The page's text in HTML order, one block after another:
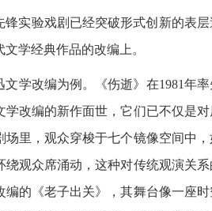
验戏剧已经突破形式创新的表层
学经典作品的改编上。
改编为例。《伤逝》在1981年率
学改编的新作面世，它们已不仅是
场里，观众穿梭于七个镜像空间中
绕观众席涌动，这种对传统观演关
编的《老子出关》，其舞台像一座